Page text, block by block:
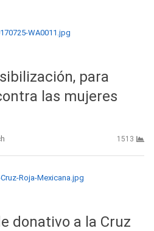
para
las mujeres
1513
donativo a la Cruz